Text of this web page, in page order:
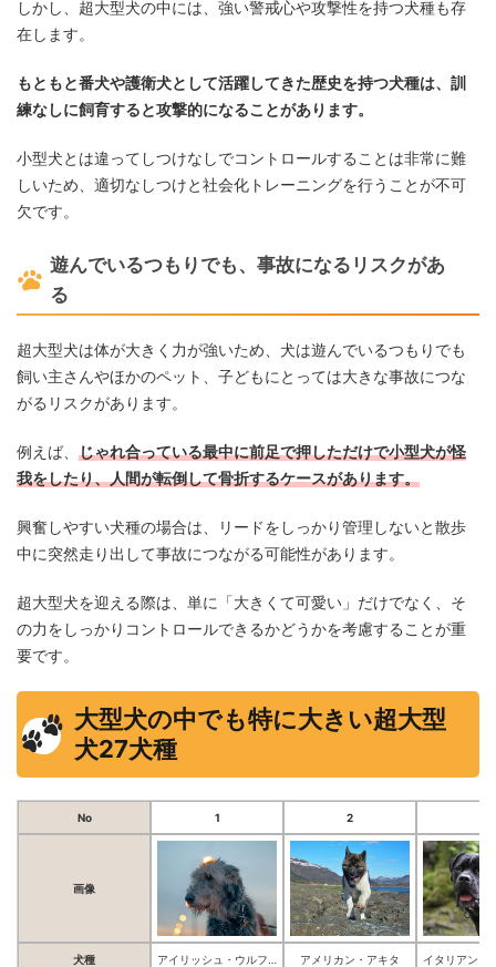
しかし、超大型犬の中には、強い警戒心や攻撃性を持つ犬種も存
在します。
もともと番犬や護衛犬として活躍してきた歴史を持つ犬種は、訓
練なしに飼育すると攻撃的になることがあります。
小型犬とは違ってしつけなしでコントロールすることは非常に難
しいため、適切なしつけと社会化トレーニングを行うことが不可
欠です。
遊んでいるつもりでも、事故になるリスクがあ
る
超大型犬は体が大きく力が強いため、犬は遊んでいるつもりでも
飼い主さんやほかのペット、子どもにとっては大きな事故につな
がるリスクがあります。
例えば、 じゃれ合っている最中に前足で押しただけで小型犬が怪
我をしたり、人間が転倒して骨折するケースがあります。
興奮しやすい犬種の場合は、リードをしっかり管理しないと散歩
中に突然走り出して事故につながる可能性があります。
超大型犬を迎える際は、単に「大きくて可愛い」だけでなく、そ
の力をしっかりコントロールできるかどうかを考慮することが重
要です。
大型犬の中でも特に大きい超大型
犬27犬種
No 1 2
画像
犬種 アメリカン・アキタ